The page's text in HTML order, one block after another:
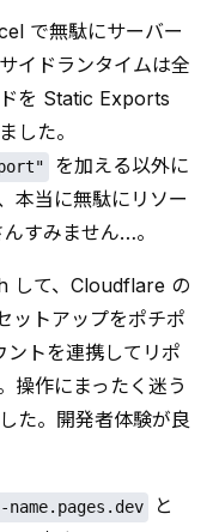
で無駄にサーバー
イドランタイムは全
を Static Exports
した。
を加える以外に
本当に無駄にリソー
すみません…。
して、Cloudflare の
ットアップをポチポ
トを連携してリポ
操作にまったく迷う
た。開発者体験が良
と